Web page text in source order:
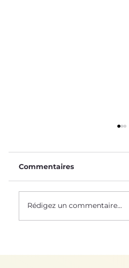
le biomimétisme
Commentaires
Rédigez un commentaire...